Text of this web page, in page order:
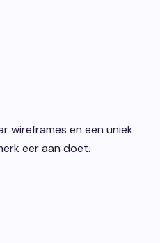
wireframes en een uniek
eer aan doet.